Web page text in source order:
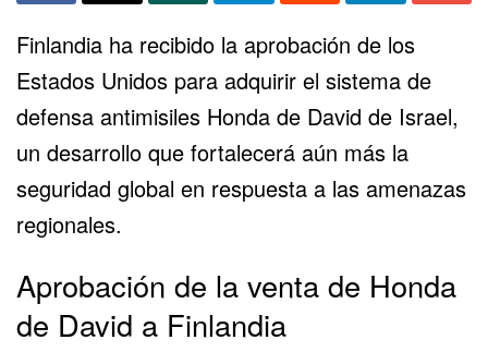
Finlandia ha recibido la aprobación de los
Estados Unidos para adquirir el sistema de
defensa antimisiles Honda de David de Israel,
un desarrollo que fortalecerá aún más la
seguridad global en respuesta a las amenazas
regionales.
Aprobación de la venta de Honda
de David a Finlandia